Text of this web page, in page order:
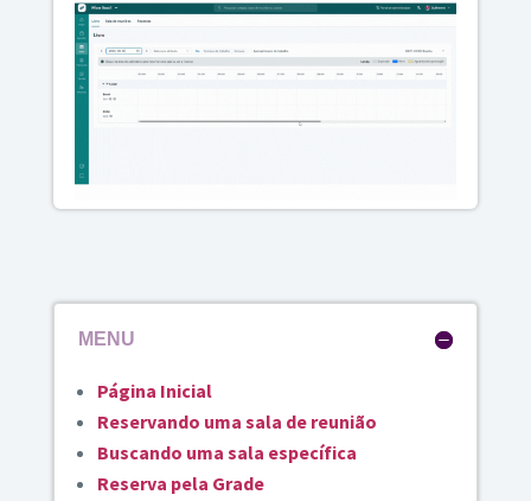
MENU
Página Inicial
Reservando uma sala de reunião
Buscando uma sala específica
Reserva pela Grade